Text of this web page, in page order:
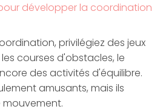
développer la coordination
privilégiez des jeux
courses d'obstacles, le
des activités d'équilibre.
amusants, mais ils